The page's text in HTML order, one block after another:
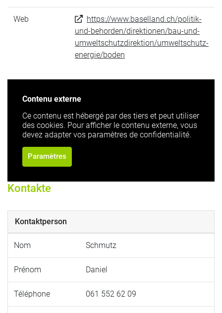
Web
https://www.baselland.ch/politik-
und-behorden/direktionen/bau-und-
umweltschutzdirektion/umweltschutz-
energie/boden
Contenu externe
Ce contenu est hébergé par des tiers et peut utiliser
des cookies. Pour afficher le contenu externe, vous
devez adapter vos paramètres de confidentialité.
Paramètres
Kontakte
Kontaktperson
Nom Schmutz
Prénom Daniel
Téléphone 061 552 62 09